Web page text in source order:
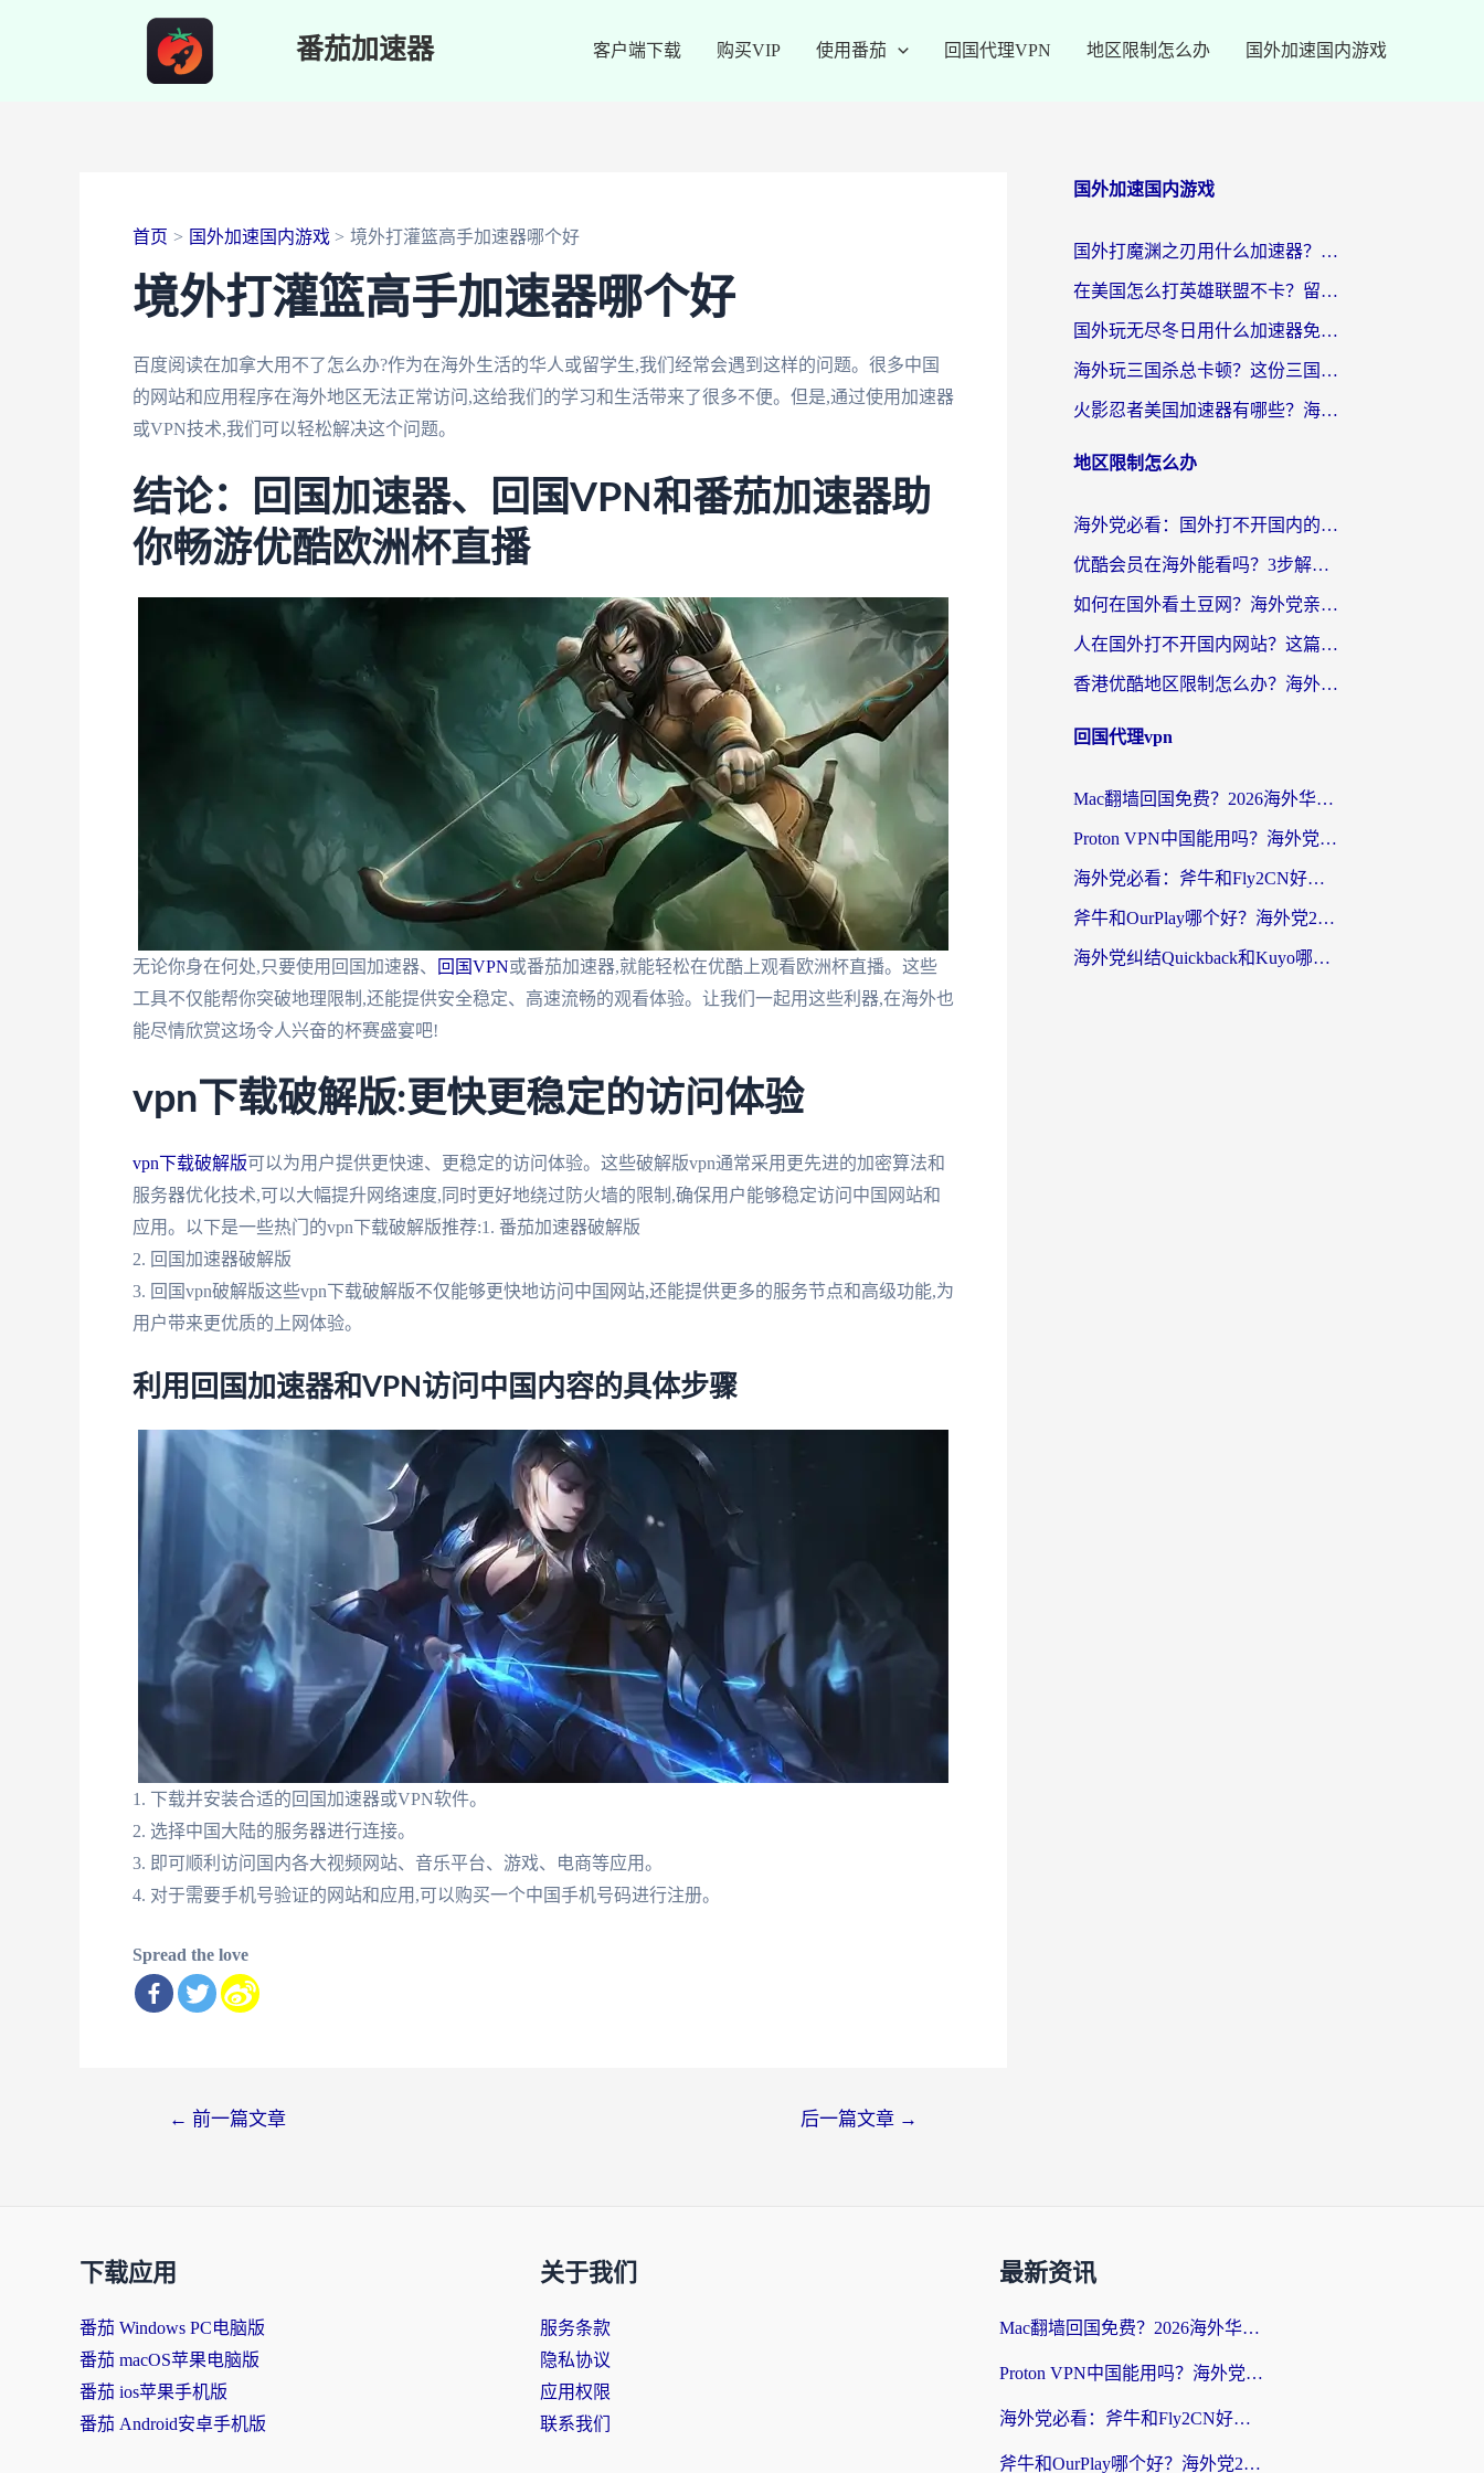
番茄加速器 客户端下载 购买VIP 使用番茄 回国代理VPN 地区限制怎么办 国外加速国内游戏
首页 国外加速国内游戏 境外打灌篮高手加速器哪个好
境外打灌篮高手加速器哪个好
百度阅读在加拿大用不了怎么办?作为在海外生活的华人或留学生,我们经常会遇到这样的问题。很多中国
的网站和应用程序在海外地区无法正常访问,这给我们的学习和生活带来了很多不便。但是,通过使用加速器
或VPN技术,我们可以轻松解决这个问题。
结论：回国加速器、回国VPN和番茄加速器助
你畅游优酷欧洲杯直播
无论你身在何处,只要使用回国加速器、 回国VPN或番茄加速器,就能轻松在优酷上观看欧洲杯直播。这些
工具不仅能帮你突破地理限制,还能提供安全稳定、高速流畅的观看体验。让我们一起用这些利器,在海外也
能尽情欣赏这场令人兴奋的杯赛盛宴吧!
vpn下载破解版:更快更稳定的访问体验
vpn下载破解版可以为用户提供更快速、更稳定的访问体验。这些破解版vpn通常采用更先进的加密算法和
服务器优化技术,可以大幅提升网络速度,同时更好地绕过防火墙的限制,确保用户能够稳定访问中国网站和
应用。以下是一些热门的vpn下载破解版推荐:1. 番茄加速器破解版
2. 回国加速器破解版
3. 回国vpn破解版这些vpn下载破解版不仅能够更快地访问中国网站,还能提供更多的服务节点和高级功能,为
用户带来更优质的上网体验。
利用回国加速器和VPN访问中国内容的具体步骤
1. 下载并安装合适的回国加速器或VPN软件。
2. 选择中国大陆的服务器进行连接。
3. 即可顺利访问国内各大视频网站、音乐平台、游戏、电商等应用。
4. 对于需要手机号验证的网站和应用,可以购买一个中国手机号码进行注册。
Spread the love
← 前一篇文章 后一篇文章 →
国外加速国内游戏
国外打魔渊之刃用什么加速器？2026海外玩家国服游戏加速全攻略（附闪耀暖暖&复苏的魔女避坑指南）
在美国怎么打英雄联盟不卡？留学生亲测的国服游戏加速全攻略
国外玩无尽冬日用什么加速器免费？海外党国服游戏加速避坑指南
海外玩三国杀总卡顿？这份三国杀游戏加速器指南帮你告别延迟烦恼
火影忍者美国加速器有哪些？海外党亲测的国服游戏加速全攻略（含菲律宾玩三国之刃守望黎明技巧）
地区限制怎么办
海外党必看：国外打不开国内的app怎么办？3步解决你的乡愁
优酷会员在海外能看吗？3步解决海外追剧难题，附实测好用加速器推荐
如何在国外看土豆网？海外党亲测有效的追剧加速器选择指南
人在国外打不开国内网站？这篇攻略帮你无缝解锁国内资源（附交管12123使用技巧）
香港优酷地区限制怎么办？海外党亲测有效的追剧解决方案
回国代理vpn
Mac翻墙回国免费？2026海外华人亲测：从CCTV5直播到国内APP，这样选加速器才靠谱
Proton VPN中国能用吗？海外党选回国加速器的避坑指南（附番茄加速器实测）
海外党必看：斧牛和Fly2CN好用吗？3招教你选对回国加速器（附免费试用攻略）
斧牛和OurPlay哪个好？海外党2026亲测：选对加速器，国内资源秒加载
海外党纠结Quickback和Kuyo哪个好？选对回国加速器才能无缝刷国内资源
下载应用
番茄 Windows PC电脑版
番茄 macOS苹果电脑版
番茄 ios苹果手机版
番茄 Android安卓手机版
关于我们
服务条款
隐私协议
应用权限
联系我们
最新资讯
Mac翻墙回国免费？2026海外华人亲测：从CCTV5直播到国内APP，这样选加速器才靠谱
Proton VPN中国能用吗？海外党选回国加速器的避坑指南（附番茄加速器实测）
海外党必看：斧牛和Fly2CN好用吗？3招教你选对回国加速器（附免费试用攻略）
斧牛和OurPlay哪个好？海外党2026亲测：选对加速器，国内资源秒加载